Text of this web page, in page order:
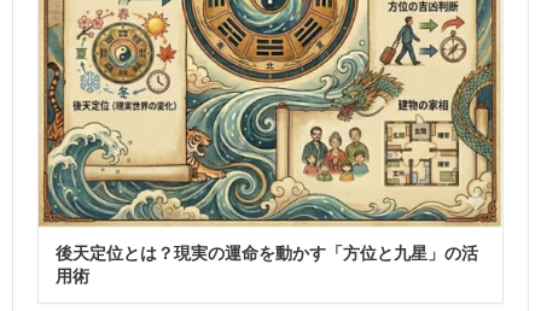
後天定位とは？現実の運命を動かす「方位と九星」の活
用術